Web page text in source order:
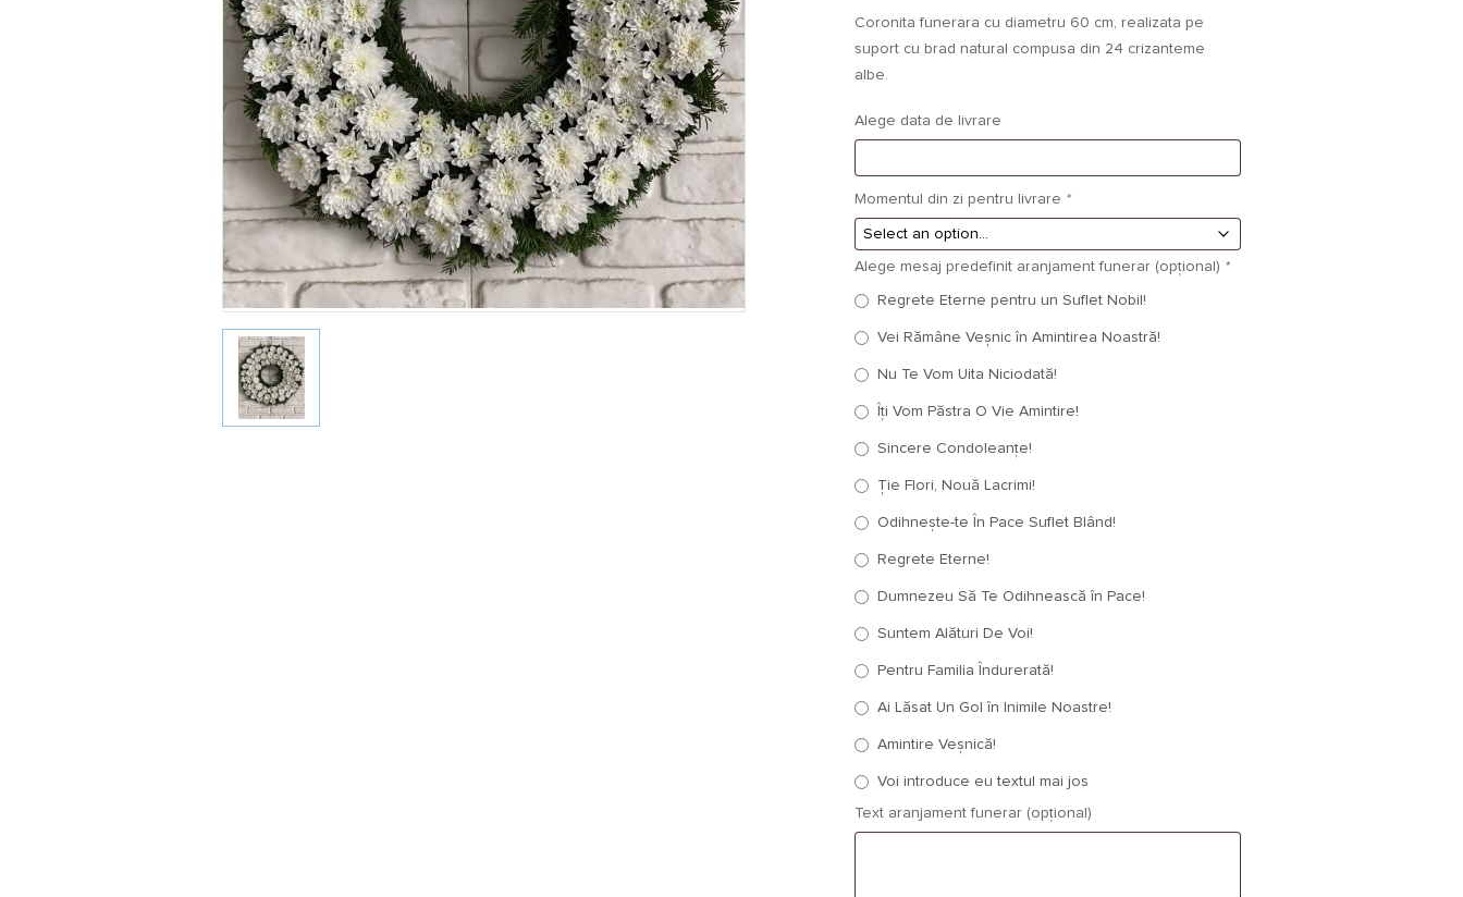
Coronita funerara cu diametru 60 cm, realizata pe
suport cu brad natural compusa din 24 crizanteme
albe.
Alege data de livrare
Momentul din zi pentru livrare *
Alege mesaj predefinit aranjament funerar (opțional) *
Regrete Eterne pentru un Suflet Nobil!
Vei Rămâne Veșnic în Amintirea Noastră!
Nu Te Vom Uita Niciodată!
Îți Vom Păstra O Vie Amintire!
Sincere Condoleanțe!
Ție Flori, Nouă Lacrimi!
Odihnește-te În Pace Suflet Blând!
Regrete Eterne!
Dumnezeu Să Te Odihnească în Pace!
Suntem Alături De Voi!
Pentru Familia Îndurerată!
Ai Lăsat Un Gol în Inimile Noastre!
Amintire Veșnică!
Voi introduce eu textul mai jos
Text aranjament funerar (opțional)